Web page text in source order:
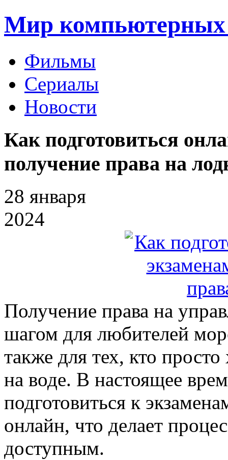
Мир компьютерных
Фильмы
Сериалы
Новости
Как подготовиться
получение права на
28 января
2024
Получение права на
шагом для любителей
также для тех, кто
на воде. В настоящее
подготовиться к
онлайн, что делает
доступным.